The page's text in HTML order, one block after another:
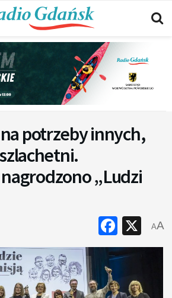
potrzeby innych,
„Ludzi
X
AA